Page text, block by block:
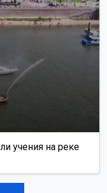
учения на реке